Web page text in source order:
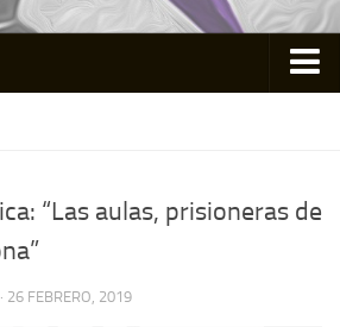
“Las aulas, prisioneras de
· 26 FEBRERO, 2019